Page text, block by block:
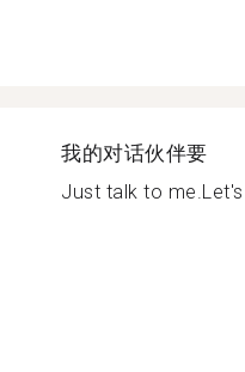
我的对话伙伴要
Just talk to